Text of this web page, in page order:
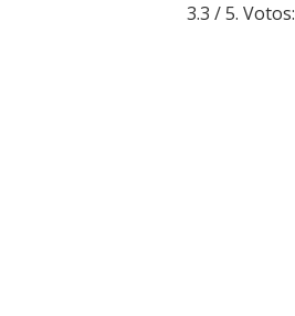
3.3 / 5. Votos: